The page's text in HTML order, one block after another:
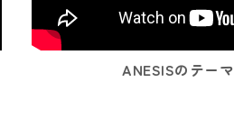
ANESISのテーマ